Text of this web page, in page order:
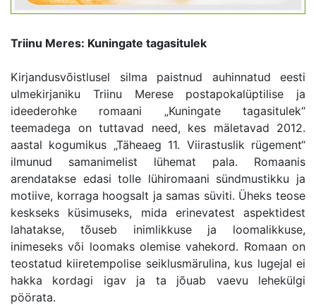
Triinu Meres: Kuningate tagasitulek
Kirjandusvõistlusel silma paistnud auhinnatud eesti
ulmekirjaniku Triinu Merese postapokalüptilise ja
ideederohke romaani „Kuningate tagasitulek“
teemadega on tuttavad need, kes mäletavad 2012.
aastal kogumikus „Täheaeg 11. Viirastuslik rügement“
ilmunud samanimelist lühemat pala. Romaanis
arendatakse edasi tolle lühiromaani sündmustikku ja
motiive, korraga hoogsalt ja samas süviti. Üheks teose
keskseks küsimuseks, mida erinevatest aspektidest
lahatakse, tõuseb inimlikkuse ja loomalikkuse,
inimeseks või loomaks olemise vahekord. Romaan on
teostatud kiiretempolise seiklusmärulina, kus lugejal ei
hakka kordagi igav ja ta jõuab vaevu lehekülgi
pöörata.